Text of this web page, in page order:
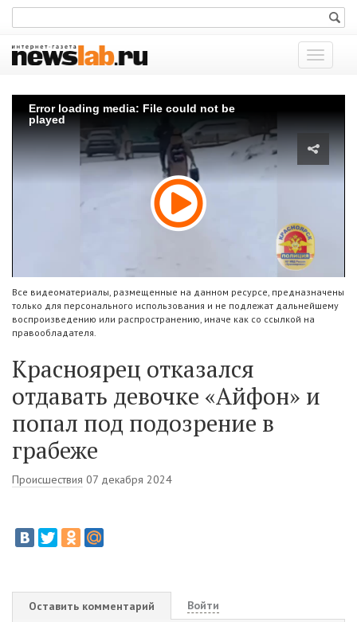
Показать
меню
Error loading media: File could not be
played
Все видеоматериалы, размещенные на данном ресурсе, предназначены
только для персонального использования и не подлежат дальнейшему
воспроизведению или распространению, иначе как со ссылкой на
правообладателя.
Красноярец отказался
отдавать девочке «Айфон» и
попал под подозрение в
грабеже
Происшествия 07 декабря 2024
Оставить комментарий Войти